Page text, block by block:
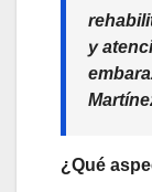
y
¿Qué